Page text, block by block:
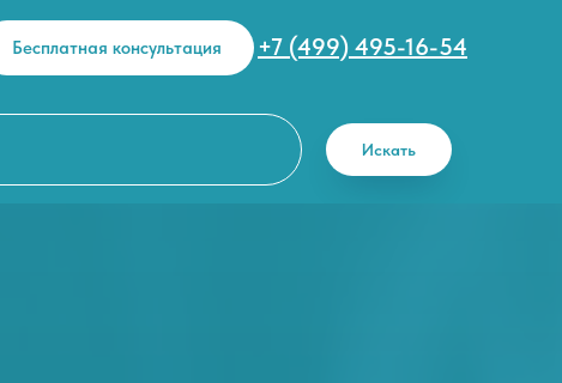
+7 (499) 495-16-54
Бесплатная консультация
Искать